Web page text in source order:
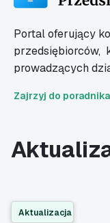
Portal oferujący
przedsiębiorców,
prowadzących
Zajrzyj do
Aktualizacja